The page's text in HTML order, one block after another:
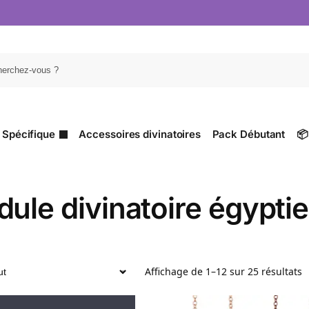
Spécifique Accessoires divinatoires Pack Débutant
divinatoire
Affichage de 1–12 sur 25 résultats